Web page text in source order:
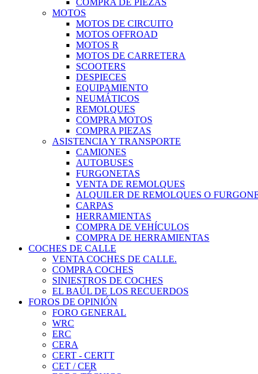
COMPRA DE PIEZAS
MOTOS
MOTOS DE CIRCUITO
MOTOS OFFROAD
MOTOS R
MOTOS DE CARRETERA
SCOOTERS
DESPIECES
EQUIPAMIENTO
NEUMÁTICOS
REMOLQUES
COMPRA MOTOS
COMPRA PIEZAS
ASISTENCIA Y TRANSPORTE
CAMIONES
AUTOBUSES
FURGONETAS
VENTA DE REMOLQUES
ALQUILER DE REMOLQUES O
CARPAS
HERRAMIENTAS
COMPRA DE VEHÍCULOS
COMPRA DE HERRAMIENTAS
COCHES DE CALLE
VENTA COCHES DE CALLE.
COMPRA COCHES
SINIESTROS DE COCHES
EL BAÚL DE LOS RECUERDOS
FOROS DE OPINIÓN
FORO GENERAL
WRC
ERC
CERA
CERT - CERTT
CET / CER